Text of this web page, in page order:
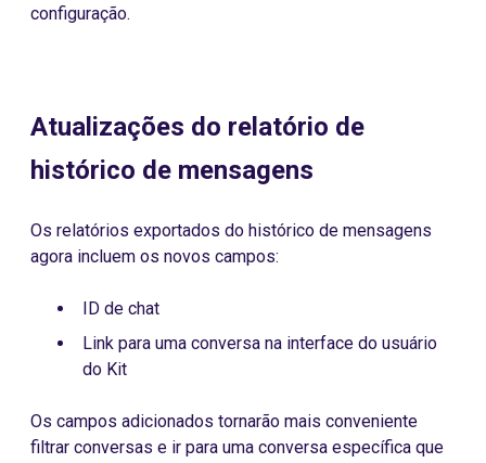
configuração.
Atualizações do relatório de
histórico de mensagens
Os relatórios exportados do histórico de mensagens
agora incluem os novos campos:
ID de chat
Link para uma conversa na interface do usuário
do Kit
Os campos adicionados tornarão mais conveniente
filtrar conversas e ir para uma conversa específica que